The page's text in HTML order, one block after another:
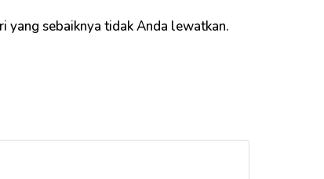
yang sebaiknya tidak Anda lewatkan.